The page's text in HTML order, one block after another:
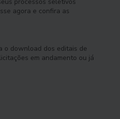
agora e confira as
o download dos editais de
em andamento ou já